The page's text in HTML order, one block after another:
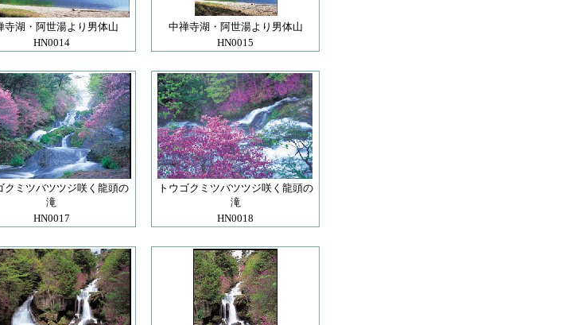
寺湖・阿世湯より男体山
HN0014
中禅寺湖・阿世湯より男体山
HN0015
クミツバツツジ咲く龍頭の
滝
HN0017
トウゴクミツバツツジ咲く龍頭の
滝
HN0018